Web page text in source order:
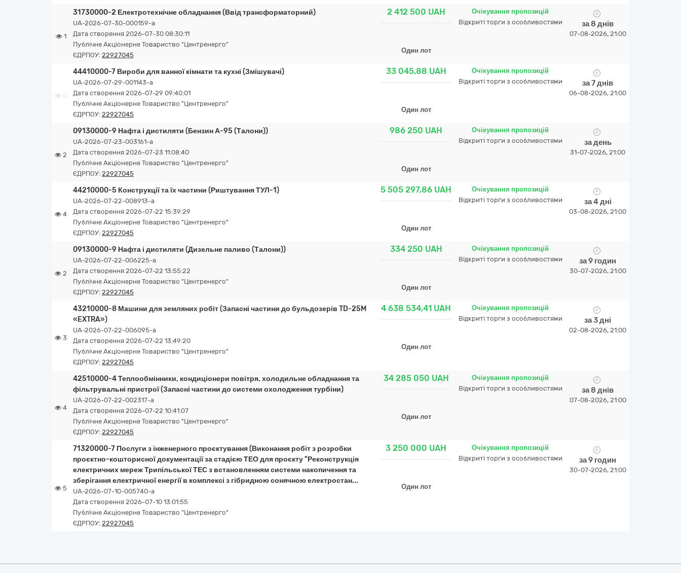
1
31730000-2 Електротехнічне обладнання (Ввід трансформаторний)
UA-2026-07-30-000159-a
Дата створення 2026-07-30 08:30:11
Публічне Акціонерне Товариство "Центренерго"
ЄДРПОУ: 22927045
2 412 500 UAH
Один лот
Очікування пропозицій
Відкриті торги з особливостями
за 8 днів
07-08-2026, 21:00
0
44410000-7 Вироби для ванної кімнати та кухні (Змішувачі)
UA-2026-07-29-001143-a
Дата створення 2026-07-29 09:40:01
Публічне Акціонерне Товариство "Центренерго"
ЄДРПОУ: 22927045
33 045,88 UAH
Один лот
Очікування пропозицій
Відкриті торги з особливостями
за 7 днів
06-08-2026, 21:00
2
09130000-9 Нафта і дистиляти (Бензин А-95 (Талони))
UA-2026-07-23-003161-a
Дата створення 2026-07-23 11:08:40
Публічне Акціонерне Товариство "Центренерго"
ЄДРПОУ: 22927045
986 250 UAH
Один лот
Очікування пропозицій
Відкриті торги з особливостями
за день
31-07-2026, 21:00
4
44210000-5 Конструкції та їх частини (Риштування ТУЛ-1)
UA-2026-07-22-008913-a
Дата створення 2026-07-22 15:39:29
Публічне Акціонерне Товариство "Центренерго"
ЄДРПОУ: 22927045
5 505 297,86 UAH
Один лот
Очікування пропозицій
Відкриті торги з особливостями
за 4 дні
03-08-2026, 21:00
2
09130000-9 Нафта і дистиляти (Дизельне паливо (Талони))
UA-2026-07-22-006225-a
Дата створення 2026-07-22 13:55:22
Публічне Акціонерне Товариство "Центренерго"
ЄДРПОУ: 22927045
334 250 UAH
Один лот
Очікування пропозицій
Відкриті торги з особливостями
за 9 годин
30-07-2026, 21:00
3
43210000-8 Машини для земляних робіт (Запасні частини до бульдозерів TD-25M
«EXTRA»)
UA-2026-07-22-006095-a
Дата створення 2026-07-22 13:49:20
Публічне Акціонерне Товариство "Центренерго"
ЄДРПОУ: 22927045
4 638 534,41 UAH
Один лот
Очікування пропозицій
Відкриті торги з особливостями
за 3 дні
02-08-2026, 21:00
4
42510000-4 Теплообмінники, кондиціонери повітря, холодильне обладнання та
фільтрувальні пристрої (Запасні частини до системи охолодження турбіни)
UA-2026-07-22-002317-a
Дата створення 2026-07-22 10:41:07
Публічне Акціонерне Товариство "Центренерго"
ЄДРПОУ: 22927045
34 285 050 UAH
Один лот
Очікування пропозицій
Відкриті торги з особливостями
за 8 днів
07-08-2026, 21:00
5
71320000-7 Послуги з інженерного проєктування (Виконання робіт з розробки
проєктно-кошторисної документації за стадією ТЕО для проєкту "Реконструкція
електричних мереж Трипільської ТЕС з встановленням системи накопичення та
зберігання електричної енергії в комплексі з гібридною сонячною електростан...
UA-2026-07-10-005740-a
Дата створення 2026-07-10 13:01:55
Публічне Акціонерне Товариство "Центренерго"
ЄДРПОУ: 22927045
3 250 000 UAH
Один лот
Очікування пропозицій
Відкриті торги з особливостями
за 9 годин
30-07-2026, 21:00